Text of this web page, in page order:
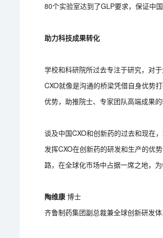
80个实验室达到了GLP要求，保证中
助力科技成果转化
学校和科研院所过去专注于研究，对
CXO就像是沟通的桥梁凭借自身优势
优势，助推院士、专家团队高端成果
谈及中国CXO和创新药的过去和现在
发挥CXO在创新药的研发和生产的优
路，在全球化市场中占据一席之地，
陶维康 博士
齐鲁制药集团副总裁兼全球创新研发